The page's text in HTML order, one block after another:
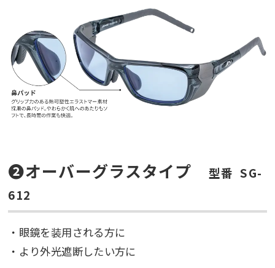
❷オーバーグラスタイプ型番 SG-
612
・眼鏡を装用される方に
・より外光遮断したい方に